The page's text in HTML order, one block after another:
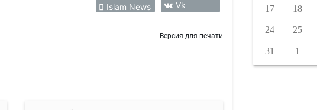
Islam News Vk
Версия для печати
17 18
24 25
31 1